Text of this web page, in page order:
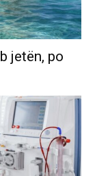
jetën, po